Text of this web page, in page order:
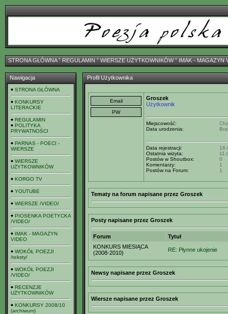
STRONA GŁÓWNAˇ REGULAMIN ˇ WIERSZE UŻYTKOWNIKÓWˇ IMAK - MAGAZYN
Nawigacja
STRONA GŁÓWNA
KONKURSY
LITERACKIE
REGULAMIN
POLITYKA
PRYWATNOŚCI
PARNAS - POECI -
WIERSZE
WIERSZE
UŻYTKOWNIKÓW
KORGO TV
YOUTUBE
WIERSZE /VIDEO/
PIOSENKA POETYCKA
/VIDEO/
IMAK - MAGAZYN
VIDEO
WOKÓŁ POEZJI
/teksty/
WOKÓŁ POEZJI
/VIDEO/
RECENZJE
UŻYTKOWNIKÓW
KONKURSY 2008/10
(archiwum)
Profil Użytkownika
Groszek
Użytkownik
Miejscowość:
Data urodzenia:
Data rejestracji:
Ostatnia wizyta:
Postów w Shoutbox:
0
Komentarzy:
1
Postów na Forum:
1
Tematy na forum napisane przez Groszek
Posty napisane przez Groszek
Forum
Tytuł
KONKURS MIESIĄCA
(2008-2010)
RE: Płynne ukojenie
Newsy napisane przez Groszek
Wiersze napisane przez Groszek